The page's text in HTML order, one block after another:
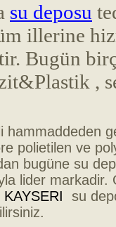
su deposu
illerine
Bugün
,
hammaddeden
polietilen ve
bugüne su
lider markadir.
KAYSERI su